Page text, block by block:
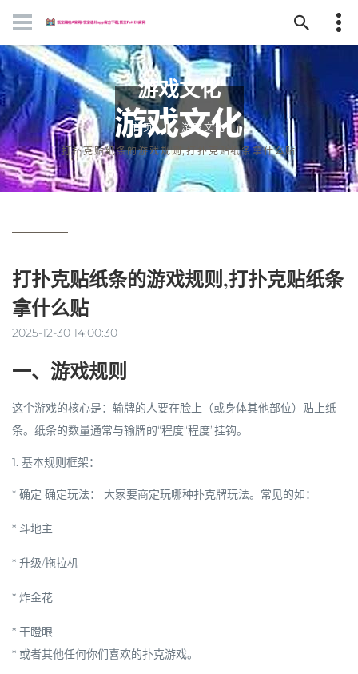
游戏文化
首页
游戏文化
打扑克贴纸条的游戏规则,打扑克贴纸条拿什么贴
打扑克贴纸条的游戏规则,打扑克贴纸条
拿什么贴
2025-12-30 14:00:30
一、游戏规则
这个游戏的核心是： 输牌的人要在脸上（或身体其他部位）贴上纸
条。纸条的数量通常与输牌的“程度“程度”挂钩。
1. 基本规则框架：
* 确定 确定玩法： 大家要商定玩哪种扑克牌玩法。常见的如：
* 斗地主
* 升级/拖拉机
* 炸金花
* 干瞪眼
* 或者其他任何你们喜欢的扑克游戏。